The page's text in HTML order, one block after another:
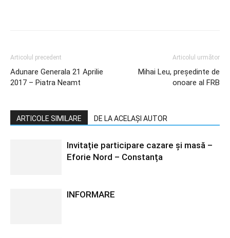
Articolul precedent
Adunare Generala 21 Aprilie
2017 – Piatra Neamt
Articolul următor
Mihai Leu, președinte de
onoare al FRB
ARTICOLE SIMILARE DE LA ACELAȘI AUTOR
Invitație participare cazare și masă –
Eforie Nord – Constanța
INFORMARE